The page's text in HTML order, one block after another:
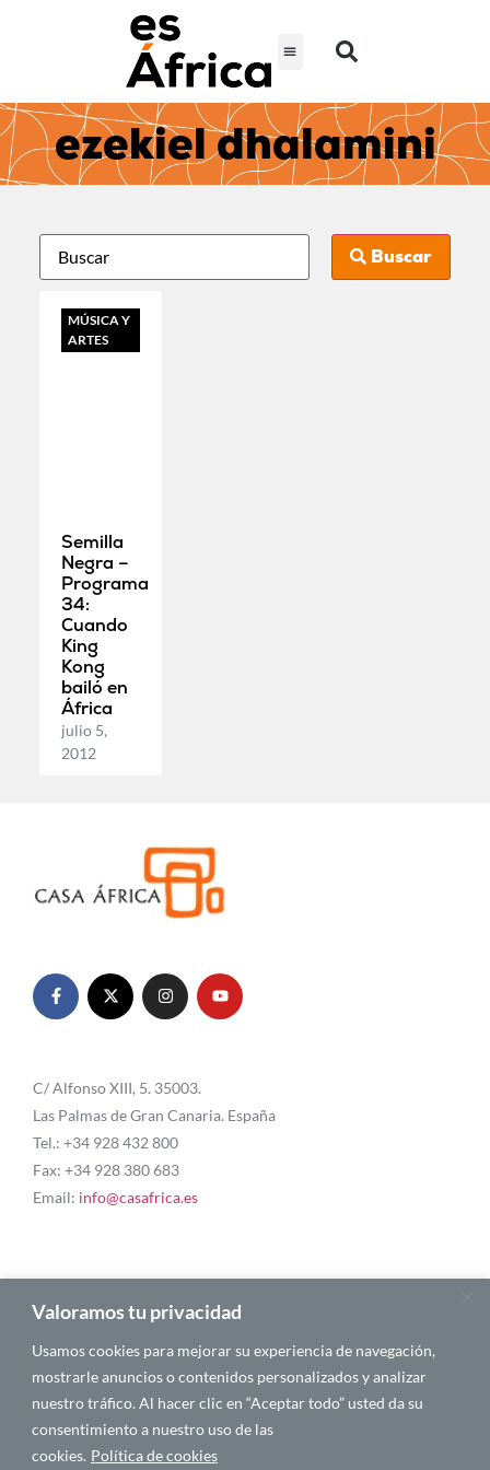
Valoramos tu privacidad
Usamos cookies para mejorar su experiencia de navegación,
mostrarle anuncios o contenidos personalizados y analizar
nuestro tráfico. Al hacer clic en “Aceptar todo” usted da su
consentimiento a nuestro uso de las
cookies. Política de cookies
ezekiel dhalamini
Buscar
MÚSICA Y
ARTES
Semilla
Negra –
Programa
34:
Cuando
King
Kong
bailó en
África
julio 5,
2012
C/ Alfonso XIII, 5. 35003.
Las Palmas de Gran Canaria. España
Tel.: +34 928 432 800
Fax: +34 928 380 683
Email: info@casafrica.es
Blog
Quiénes somos
Autores
Español